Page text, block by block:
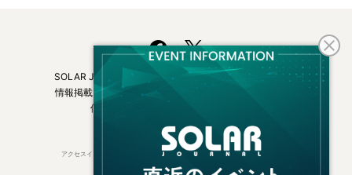
SOLAR JOURNALについて
フリーマガジンはこちら
情報掲載について
広告掲載について
個人情報保護方針
アクセスインターナショナルは持続可能な開発目標（SDGs）を支援しています。
© 2026 Access International Ltd.